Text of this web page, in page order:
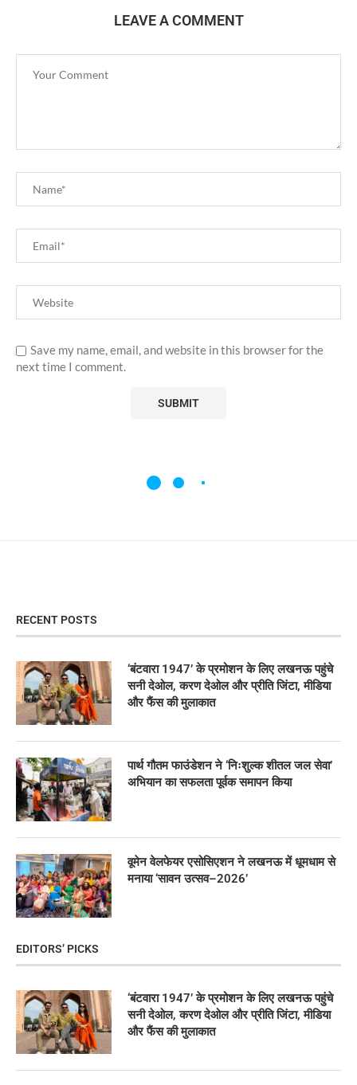
LEAVE A COMMENT
Save my name, email, and website in this browser for the
next time I comment.
RECENT POSTS
‘बंटवारा 1947’ के प्रमोशन के लिए लखनऊ पहुंचे
सनी देओल, करण देओल और प्रीति जिंटा, मीडिया
और फैंस की मुलाकात
पार्थ गौतम फाउंडेशन ने ‘निःशुल्क शीतल जल सेवा’
अभियान का सफलता पूर्वक समापन किया
वूमेन वेलफेयर एसोसिएशन ने लखनऊ में धूमधाम से
मनाया ‘सावन उत्सव–2026’
EDITORS’ PICKS
‘बंटवारा 1947’ के प्रमोशन के लिए लखनऊ पहुंचे
सनी देओल, करण देओल और प्रीति जिंटा, मीडिया
और फैंस की मुलाकात